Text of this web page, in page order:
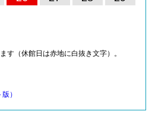
す（休館日は赤地に白抜き文字）。
）